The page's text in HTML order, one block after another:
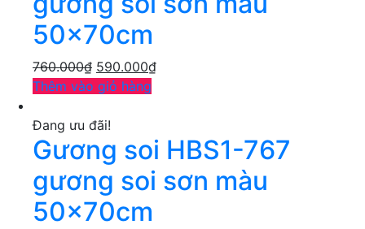
50x70cm
760.000₫ 590.000₫
Thêm vào giỏ hàng
Đang ưu đãi!
Gương soi HBS1-767
gương soi sơn màu
50x70cm